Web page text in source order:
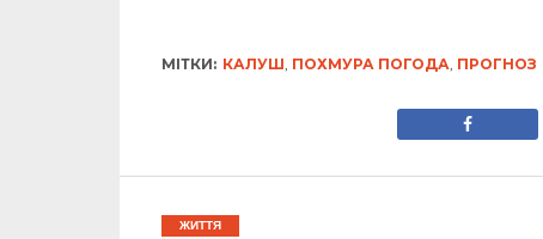
МІТКИ: КАЛУШ, ПОХМУРА ПОГОДА, ПРОГНОЗ
ЖИТТЯ